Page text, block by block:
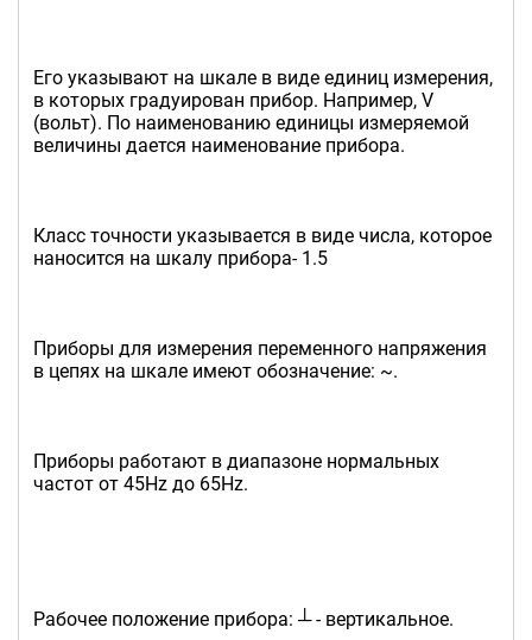
Его указывают на шкале в виде единиц измерения,
в которых градуирован прибор. Например, V
(вольт). По наименованию единицы измеряемой
величины дается наименование прибора.
Класс точности указывается в виде числа, которое
наносится на шкалу прибора- 1.5
Приборы для измерения переменного напряжения
в цепях на шкале имеют обозначение: ~.
Приборы работают в диапазоне нормальных
частот от 45Hz до 65Hz.
Рабочее положение прибора: ┴ - вертикальное.